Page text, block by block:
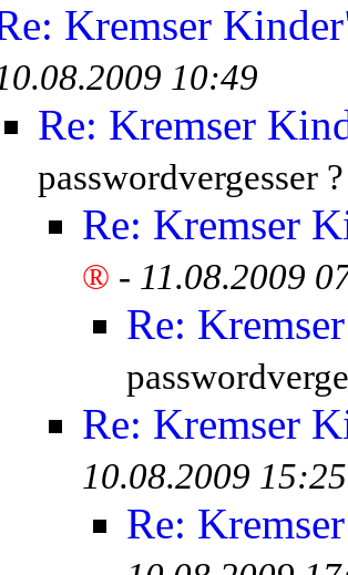
Kremser
10:49
Re: Kremser
passwordvergesser
Re: Kremser
® - 11.08.2009
Re:
Re: Kremser
10.08.2009 15:25
Re: